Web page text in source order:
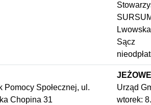
Sącz
Pomocy Społecznej, ul.
Chopina 31
JEŻOWE
Urząd
wtorek: